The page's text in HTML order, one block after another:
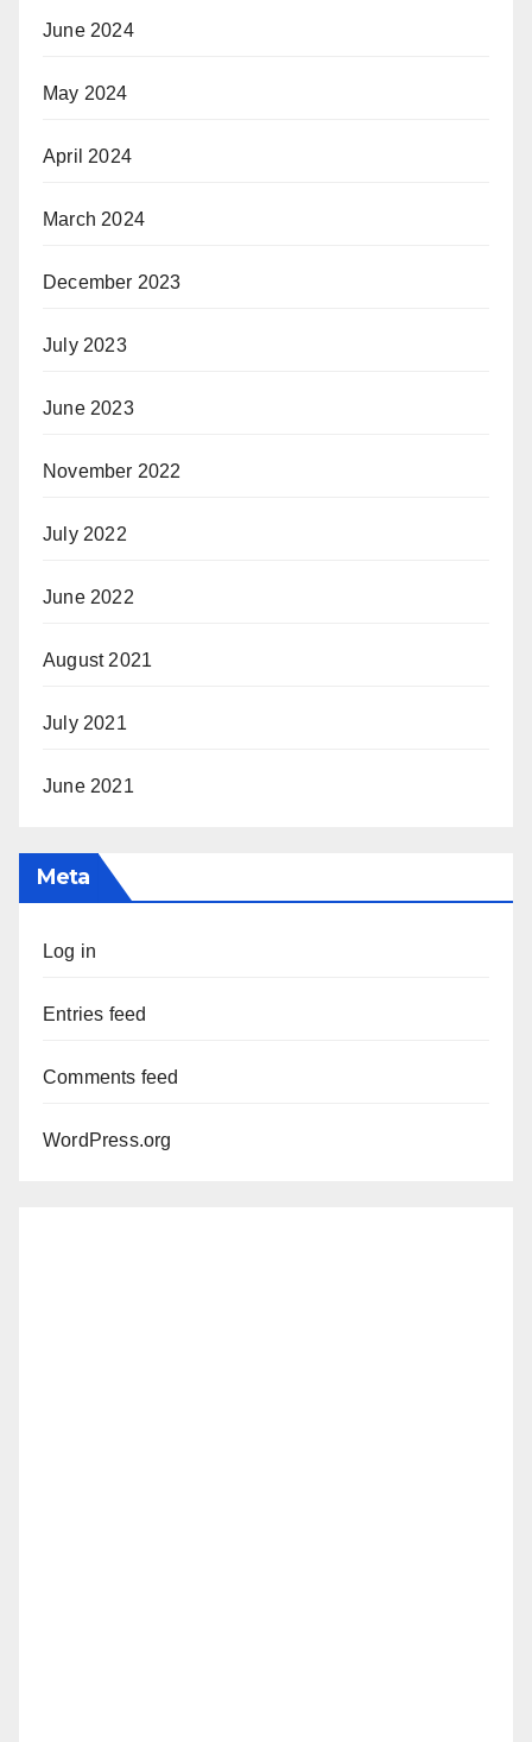
June 2024
May 2024
April 2024
March 2024
December 2023
July 2023
June 2023
November 2022
July 2022
June 2022
August 2021
July 2021
June 2021
Meta
Log in
Entries feed
Comments feed
WordPress.org